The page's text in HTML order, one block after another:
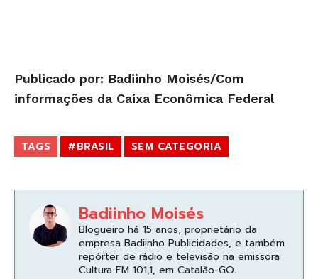
Publicado por: Badiinho Moisés/Com
informações da Caixa Econômica Federal
TAGS #BRASIL SEM CATEGORIA
Badiinho Moisés
Blogueiro há 15 anos, proprietário da
empresa Badiinho Publicidades, e também
repórter de rádio e televisão na emissora
Cultura FM 101,1, em Catalão-GO.